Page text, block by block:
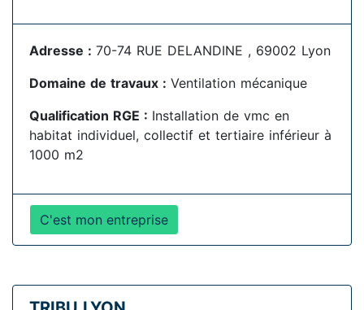
Adresse : 70-74 RUE DELANDINE , 69002 Lyon
Domaine de travaux : Ventilation mécanique
Qualification RGE : Installation de vmc en
habitat individuel, collectif et tertiaire inférieur à
1000 m2
C'est mon entreprise